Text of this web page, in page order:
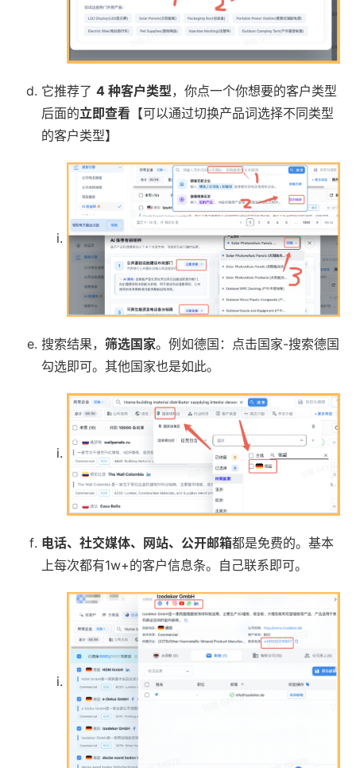
它推荐了 4 种客户类型，你点一个你想要的客户类型
后面的立即查看 【可以通过切换产品词选择不同类型
的客户类型】
搜索结果， 筛选国家。例如德国：点击国家-搜索德国
勾选即可。其他国家也是如此。
电话、社交媒体、网站、公开邮箱都是免费的。基本
上每次都有1w+的客户信息条。自己联系即可。